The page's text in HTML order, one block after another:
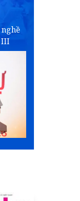
III